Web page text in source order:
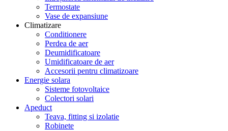
Termostate
Vase de expansiune
Climatizare
Conditionere
Perdea de aer
Deumidificatoare
Umidificatoare de aer
Accesorii pentru climatizoare
Energie solara
Sisteme fotovoltaice
Colectori solari
Apeduct
Teava, fitting si izolatie
Robinete